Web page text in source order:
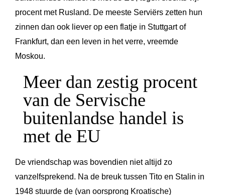
procent met Rusland. De meeste Serviërs zetten hun
zinnen dan ook liever op een flatje in Stuttgart of
Frankfurt, dan een leven in het verre, vreemde
Moskou.
Meer dan zestig procent
van de Servische
buitenlandse handel is
met de EU
De vriendschap was bovendien niet altijd zo
vanzelfsprekend. Na de breuk tussen Tito en Stalin in
1948 stuurde de (van oorsprong Kroatische)